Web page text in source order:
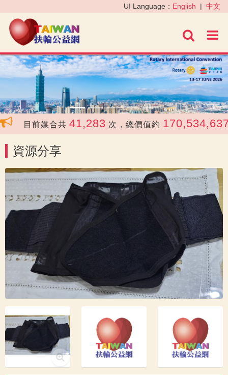
進階
UI Language： English | 中文
‹ ›
目前媒合共 41,283 次，總價值約 170,534,637
資源分享